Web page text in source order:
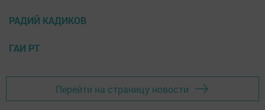
РАДИЙ КАДИКОВ
ГАИ РТ
Перейти на страницу новости